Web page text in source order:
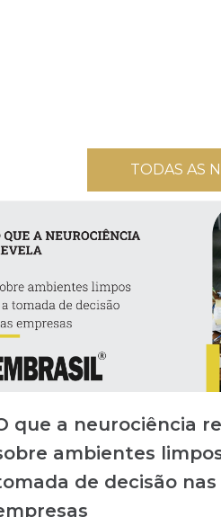
TODAS AS
que a neurociência
ambientes
de decisão nas